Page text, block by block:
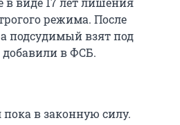
режима. После
подсудимый взят под
добавили в ФСБ.
в законную силу.